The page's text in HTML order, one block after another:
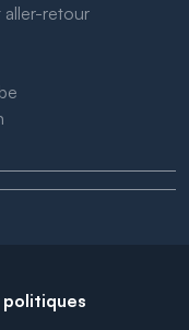
aller-retour